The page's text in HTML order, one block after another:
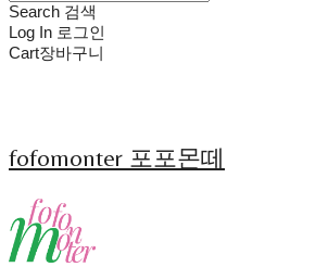
Search 검색
Log In 로그인
Cart장바구니
fofomonter 포포몬떼